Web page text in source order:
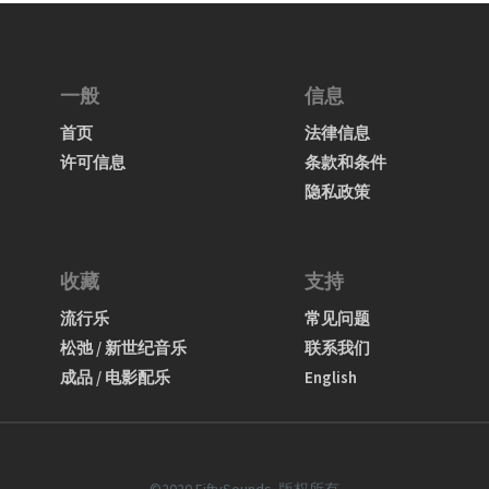
一般
首页
许可信息
信息
法律信息
条款和条件
隐私政策
收藏
流行乐
松弛 / 新世纪音乐
成品 / 电影配乐
支持
常见问题
联系我们
English